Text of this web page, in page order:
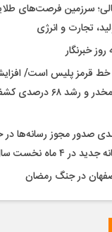
سرزمین فرصت‌های
تجارت و انرژی
خبرنگار
کشفیات مواد مخدر
درصدی صدور مجوز رسانه‌ها
در جنگ رمضان